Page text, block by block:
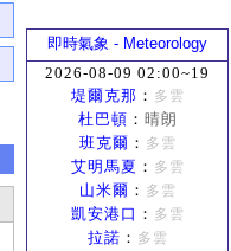
即時氣象 - Meteorology
2026-08-09 02:00~19
堤爾克那 ： 多雲
杜巴頓 ： 晴朗
班克爾 ： 多雲
艾明馬夏 ： 多雲
山米爾 ： 多雲
凱安港口 ： 多雲
拉諾 ： 多雲